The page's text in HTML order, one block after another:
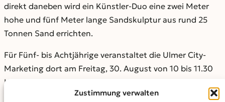
Zustimmung verwalten
direkt daneben wird ein Künstler-Duo eine zwei Meter
hohe und fünf Meter lange Sandskulptur aus rund 25
Tonnen Sand errichten.
Für Fünf- bis Achtjährige veranstaltet die Ulmer City-
Marketing dort am Freitag, 30. August von 10 bis 11.30
Uhr einen Wettbewerb, wer die schönste Sandburg
errichtet. Wer sich an diesem Wettbewerb beteiligen will,